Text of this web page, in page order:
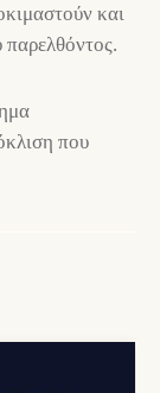
και
παρελθόντος.
που